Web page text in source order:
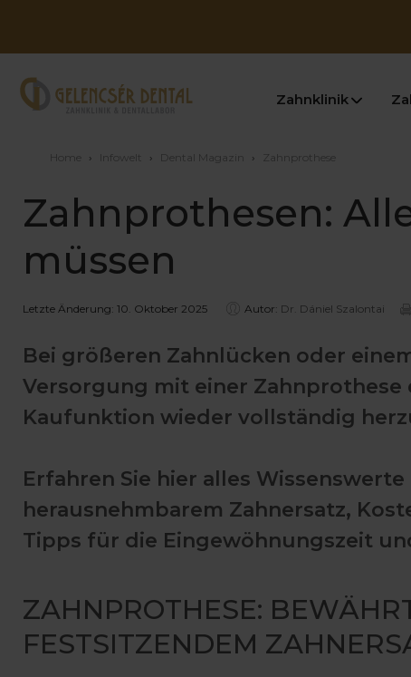
Zahnklinik
Home › Infowelt › Dental Magazin › Zahnprothese
Zahnprothesen:
müssen
Letzte Änderung: 10. Oktober 2025 Autor: Dr. Dániel Szalontai
Bei größeren Zahnlücken oder
Versorgung mit einer
Kaufunktion wieder vollständig
Erfahren Sie hier alles
herausnehmbarem Zahnersatz,
Tipps für die Eingewöhnungszeit
ZAHNPROTHESE:
FESTSITZENDEM